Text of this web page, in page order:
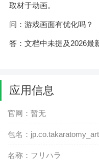
取材于动画。
问：游戏画面有优化吗？
答：文档中未提及2026最
应用信息
官网：暂无
包名：
名称：フリハラ